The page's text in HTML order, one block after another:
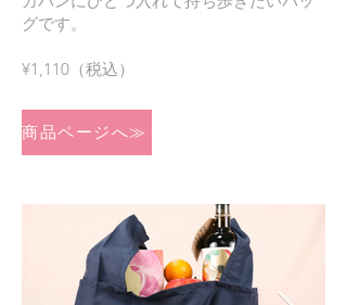
グです。
¥1,110（税込）
商品ページへ≫